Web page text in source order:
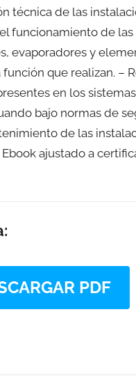
técnica de las
funcionamiento de
evaporadores y
que realizan. –
en los
bajo normas de
de las
ajustado a
PDF